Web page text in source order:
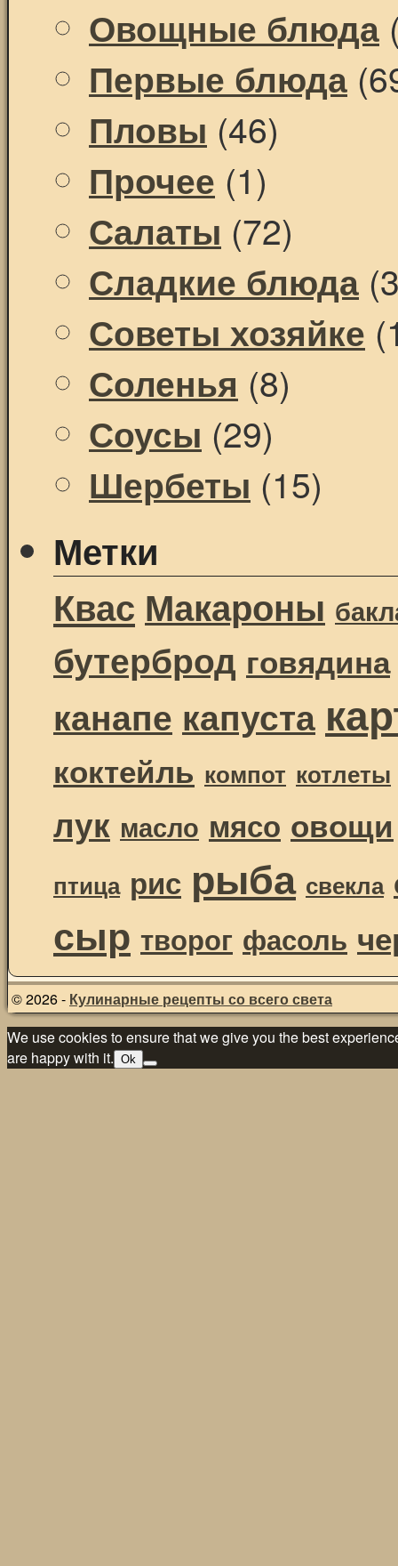
Овощные блюда
Первые блюда
Пловы (46)
Прочее (1)
Салаты (72)
Сладкие блюда
Советы хозяйке
Соленья (8)
Соусы (29)
Шербеты (15)
Метки
Квас Макароны
бутерброд говядина
канапе капуста
коктейль компот котлеты
лук масло мясо овощи
птица рис рыба свекла
сыр творог фасоль
© 2026 - Кулинарные рецепты со всего света
We use cookies to ensure that we give you the best
are happy with it. Ok